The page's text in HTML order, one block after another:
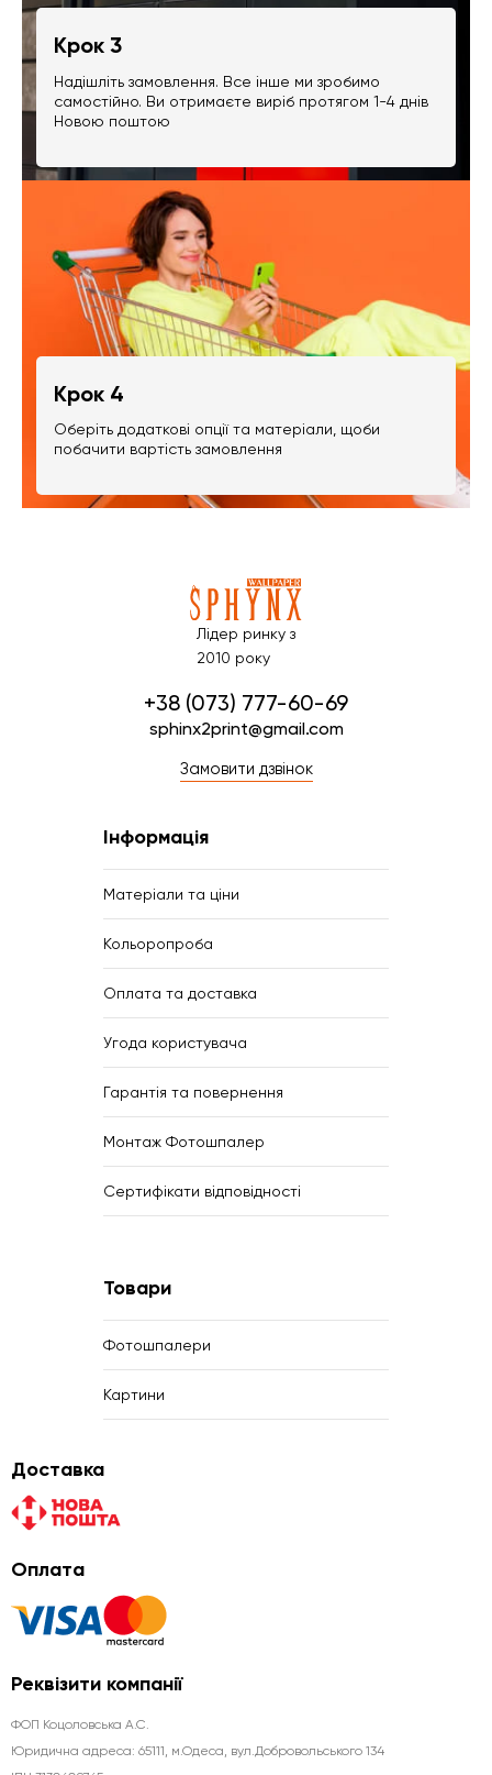
Крок 3
Надішліть замовлення. Все інше ми зробимо
самостійно. Ви отримаєте виріб протягом 1-4 днів
Новою поштою
Крок 4
Оберіть додаткові опції та матеріали, щоби
побачити вартість замовлення
Лідер ринку з
2010 року
+38 (073) 777-60-69
sphinx2print@gmail.com
Замовити дзвінок
Інформація
Матеріали та ціни
Кольоропроба
Оплата та доставка
Угода користувача
Гарантія та повернення
Монтаж Фотошпалер
Сертифікати відповідності
Товари
Фотошпалери
Картини
Доставка
Оплата
Реквізити компанії
ФОП Коцоловська А.С.
Юридична aдреса: 65111, м.Одеса, вул.Добровольського 134